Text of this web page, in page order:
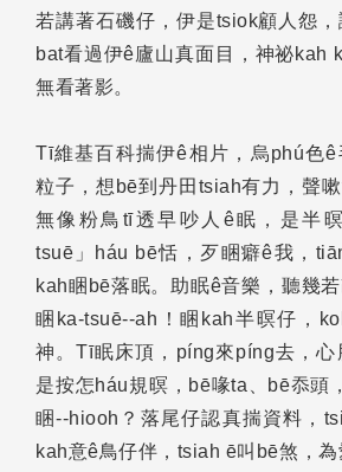
若講著石磯仔，伊是tsiok顧人怨
bat看過伊ê廬山真面目，神祕kah
無看著影。
Tī維基百科揣伊ê相片，烏phú色ê
粒子，想bē到丹田tsiah有力，聲
無像粉鳥tī透早吵人ê眠，是半
tsuē」háu bē恬，歹睏癖ê我，
kah睏bē落眠。助眠ê音樂，聽幾
睏ka-tsuē--ah！睏kah半暝仔，
神。Tī眠床頂，píng來píng去，
是按怎háu規暝，bē喙ta、bē忝頭
睏--hiooh？落尾仔認真揣資料，
kah意ê鳥仔伴，tsiah ē叫bē煞，